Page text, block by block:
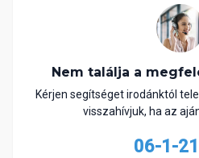
Nem találja a
Kérjen segítséget irodánktól
visszahívjuk, ha az
06-1-